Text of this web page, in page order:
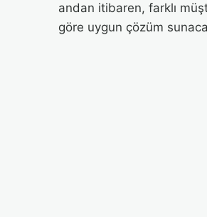
andan itibaren, farklı
göre uygun çözüm